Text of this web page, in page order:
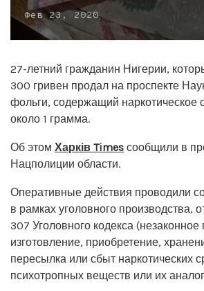
Фев 23, 2020
27-летний гражданин Нигерии,
300 гривен продал на проспекте
фольги, содержащий наркотическое
около 1 грамма.
Об этом Харків Times сообщили в
Нацполиции области.
Оперативные действия проводили
в рамках уголовного производства,
307 Уголовного кодекса (незаконное
изготовление, приобретение,
пересылка или сбыт наркотических
психотропных веществ или их